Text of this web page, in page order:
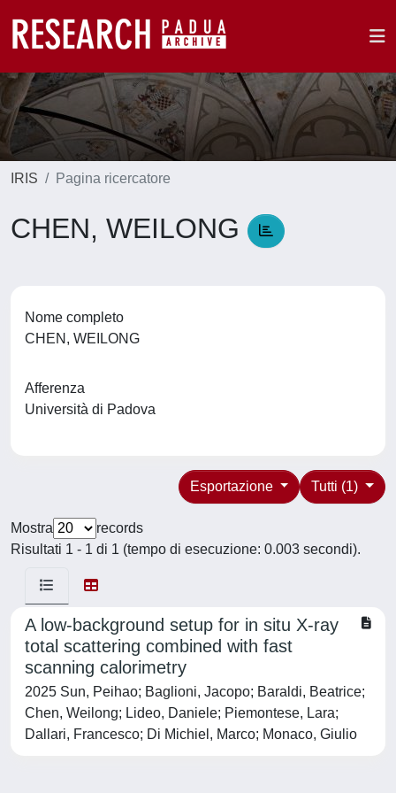
IRIS Pagina ricercatore
CHEN, WEILONG
Nome completo
CHEN, WEILONG
Afferenza
Università di Padova
Tutti (1)
Esportazione
Mostra
records
Risultati 1 - 1 di 1 (tempo di esecuzione: 0.003 secondi).
A low-background setup for in situ X-ray
total scattering combined with fast
scanning calorimetry
2025 Sun, Peihao; Baglioni, Jacopo; Baraldi, Beatrice;
Chen, Weilong; Lideo, Daniele; Piemontese, Lara;
Dallari, Francesco; Di Michiel, Marco; Monaco, Giulio